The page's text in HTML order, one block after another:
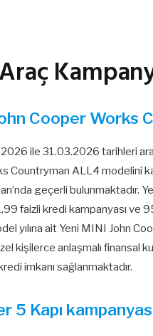
Cooper Works
ile 31.03.2026 tarihleri
Countryman ALL4 modelini
geçerli
faizli kredi kampanyası ve
yılına ait Yeni MINI John
kişilerce anlaşmalı finansal
imkanı sağlanmaktadır.
5 Kapı